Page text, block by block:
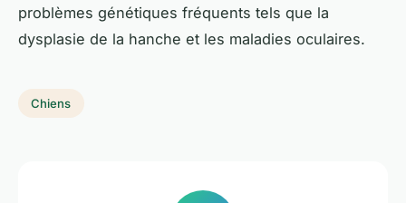
problèmes génétiques fréquents tels que la
dysplasie de la hanche et les maladies oculaires.
Chiens